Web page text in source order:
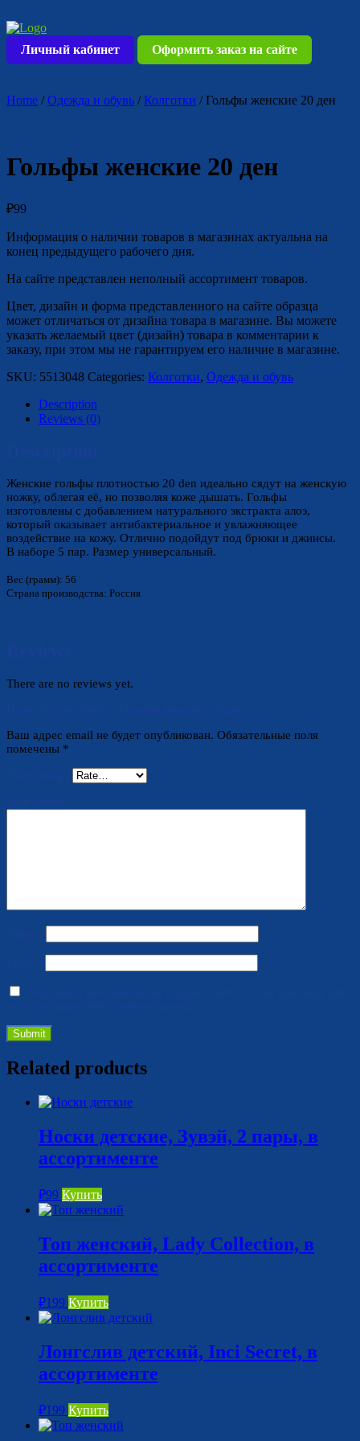
to
content
Личный кабинет Оформить заказ на сайте
Home /Одежда и обувь /Колготки / Гольфы женские 20 ден
Гольфы женские 20 ден
₽99
Информация о наличии товаров в магазинах актуальна на
конец предыдущего рабочего дня.
На сайте представлен неполный ассортимент товаров.
Цвет, дизайн и форма представленного на сайте образца
может отличаться от дизайна товара в магазине. Вы можете
указать желаемый цвет (дизайн) товара в комментарии к
заказу, при этом мы не гарантируем его наличие в магазине.
SKU: 5513048 Categories: Колготки, Одежда и обувь
Description
Reviews (0)
Женские гольфы плотностью 20 den идеально сядут на женскую
ножку, облегая её, но позволяя коже дышать. Гольфы
изготовлены с добавлением натурального экстракта алоэ,
который оказывает антибактериальное и увлажняющее
воздействие на кожу. Отлично подойдут под брюки и джинсы.
В наборе 5 пар. Размер универсальный.
Вес (грамм): 56
Страна производства: Россия
There are no reviews yet.
Ваш адрес email не будет опубликован. Обязательные поля
помечены *
Related products
Носки детские, Зувэй, 2 пары, в
ассортименте
₽99 Купить
Топ женский, Lady Collection, в
ассортименте
₽199 Купить
Лонгслив детский, Inci Secret, в
ассортименте
₽199 Купить